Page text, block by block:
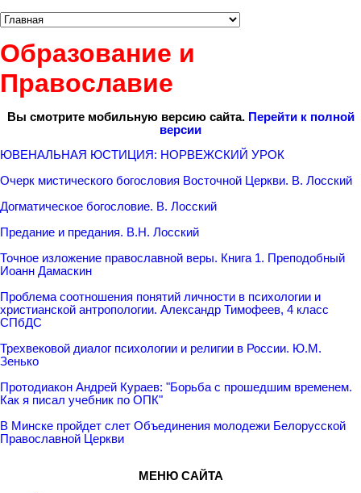
Образование и
Православие
Вы смотрите мобильную версию сайта. Перейти к полной
версии
ЮВЕНАЛЬНАЯ ЮСТИЦИЯ: НОРВЕЖСКИЙ УРОК
Очерк мистического богословия Восточной Церкви. В. Лосский
Догматическое богословие. В. Лосский
Предание и предания. В.H. Лосский
Точное изложение православной веры. Книга 1. Преподобный
Иоанн Дамаскин
Проблема соотношения понятий личности в психологии и
христианской антропологии. Александр Тимофеев, 4 класс
СПбДС
Трехвековой диалог психологии и религии в России. Ю.М.
Зенько
Протодиакон Андрей Кураев: "Борьба с прошедшим временем.
Как я писал учебник по ОПК"
В Минске пройдет слет Объединения молодежи Белорусской
Православной Церкви
МЕНЮ САЙТА